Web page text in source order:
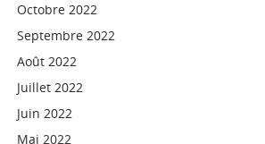
Octobre 2022
Septembre 2022
Août 2022
Juillet 2022
Juin 2022
Mai 2022